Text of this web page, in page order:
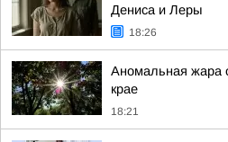
Дениса и Леры
18:26
Аномальная жара
крае
18:21